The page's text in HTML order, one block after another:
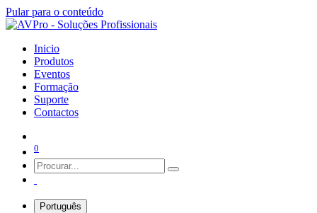
Pular para o conteúdo
Inicio
Produtos
Eventos
Formação
Suporte
Contactos
0
Português